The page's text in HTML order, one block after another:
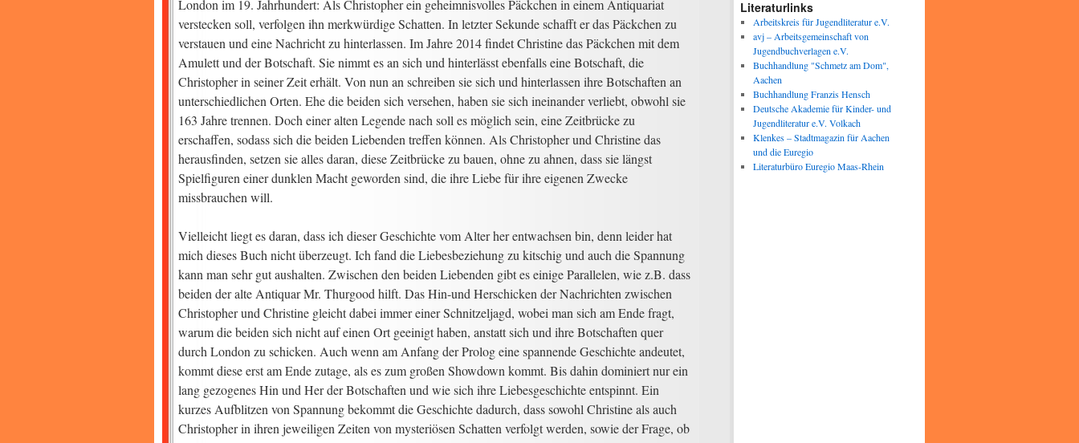
London im 19. Jahrhundert: Als Christopher ein geheimnisvolles Päckchen in einem Antiquariat
verstecken soll, verfolgen ihn merkwürdige Schatten. In letzter Sekunde schafft er das Päckchen zu
verstauen und eine Nachricht zu hinterlassen. Im Jahre 2014 findet Christine das Päckchen mit dem
Amulett und der Botschaft. Sie nimmt es an sich und hinterlässt ebenfalls eine Botschaft, die
Christopher in seiner Zeit erhält. Von nun an schreiben sie sich und hinterlassen ihre Botschaften an
unterschiedlichen Orten. Ehe die beiden sich versehen, haben sie sich ineinander verliebt, obwohl sie
163 Jahre trennen. Doch einer alten Legende nach soll es möglich sein, eine Zeitbrücke zu
erschaffen, sodass sich die beiden Liebenden treffen können. Als Christopher und Christine das
herausfinden, setzen sie alles daran, diese Zeitbrücke zu bauen, ohne zu ahnen, dass sie längst
Spielfiguren einer dunklen Macht geworden sind, die ihre Liebe für ihre eigenen Zwecke
missbrauchen will.
Vielleicht liegt es daran, dass ich dieser Geschichte vom Alter her entwachsen bin, denn leider hat
mich dieses Buch nicht überzeugt. Ich fand die Liebesbeziehung zu kitschig und auch die Spannung
kann man sehr gut aushalten. Zwischen den beiden Liebenden gibt es einige Parallelen, wie z.B. dass
beiden der alte Antiquar Mr. Thurgood hilft. Das Hin-und Herschicken der Nachrichten zwischen
Christopher und Christine gleicht dabei immer einer Schnitzeljagd, wobei man sich am Ende fragt,
warum die beiden sich nicht auf einen Ort geeinigt haben, anstatt sich und ihre Botschaften quer
durch London zu schicken. Auch wenn am Anfang der Prolog eine spannende Geschichte andeutet,
kommt diese erst am Ende zutage, als es zum großen Showdown kommt. Bis dahin dominiert nur ein
lang gezogenes Hin und Her der Botschaften und wie sich ihre Liebesgeschichte entspinnt. Ein
kurzes Aufblitzen von Spannung bekommt die Geschichte dadurch, dass sowohl Christine als auch
Christopher in ihren jeweiligen Zeiten von mysteriösen Schatten verfolgt werden, sowie der Frage, ob
Literaturlinks
Arbeitskreis für Jugendliteratur e.V.
avj – Arbeitsgemeinschaft von
Jugendbuchverlagen e.V.
Buchhandlung "Schmetz am Dom",
Aachen
Buchhandlung Franzis Hensch
Deutsche Akademie für Kinder- und
Jugendliteratur e.V. Volkach
Klenkes – Stadtmagazin für Aachen
und die Euregio
Literaturbüro Euregio Maas-Rhein